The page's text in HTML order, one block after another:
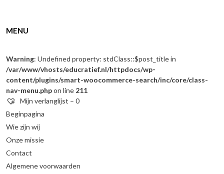
MENU
Warning: Undefined property: stdClass::$post_title in
/var/www/vhosts/educratief.nl/httpdocs/wp-
content/plugins/smart-woocommerce-search/inc/core/class-
nav-menu.phpon line 211
Mijn verlanglijst – 0
Beginpagina
Wie zijn wij
Onze missie
Contact
Algemene voorwaarden